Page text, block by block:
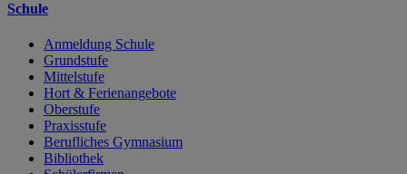
Schule
Anmeldung Schule
Grundstufe
Mittelstufe
Hort & Ferienangebote
Oberstufe
Praxisstufe
Berufliches Gymnasium
Bibliothek